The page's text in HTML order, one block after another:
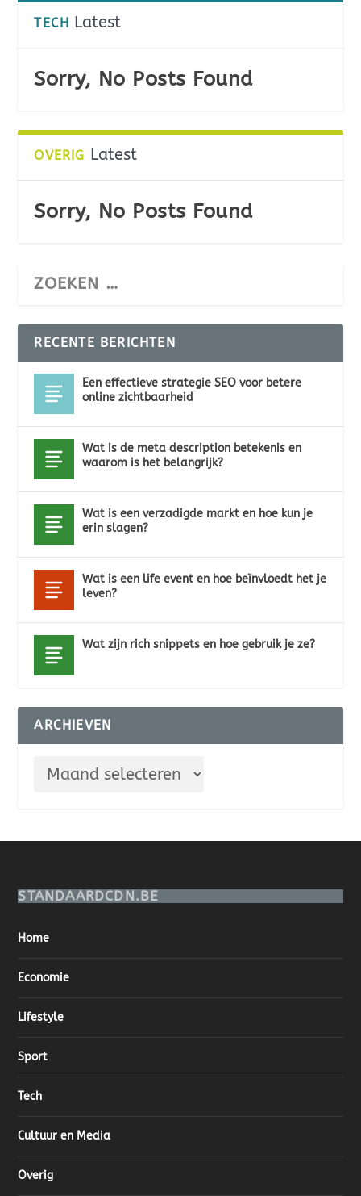
TECH Latest
Sorry, No Posts Found
OVERIG Latest
Sorry, No Posts Found
RECENTE BERICHTEN
Een effectieve strategie SEO voor betere
online zichtbaarheid
Wat is de meta description betekenis en
waarom is het belangrijk?
Wat is een verzadigde markt en hoe kun je
erin slagen?
Wat is een life event en hoe beïnvloedt het je
leven?
Wat zijn rich snippets en hoe gebruik je ze?
ARCHIEVEN
STANDAARDCDN.BE
Home
Economie
Lifestyle
Sport
Tech
Cultuur en Media
Overig